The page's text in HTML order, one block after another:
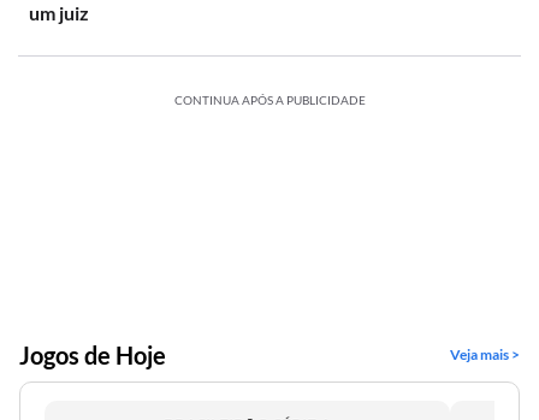
um juiz
CONTINUA APÓS A PUBLICIDADE
Jogos de Hoje Veja mais >